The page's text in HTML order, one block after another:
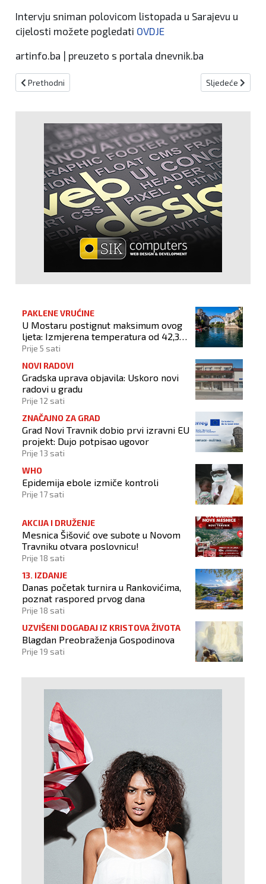
Intervju sniman polovicom listopada u Sarajevu u
cijelosti možete pogledati OVDJE
artinfo.ba | preuzeto s portala dnevnik.ba
Prethodni članak: SDA i SDP predlažu nastavak preglasavanja
Prethodni Sljedeći
Sljedeće
PAKLENE VRUĆINE
U Mostaru postignut maksimum ovog
ljeta: Izmjerena temperatura od 42,3
stupnja Celzijeva
Prije 5 sati
NOVI RADOVI
Gradska uprava objavila: Uskoro novi
radovi u gradu
Prije 12 sati
ZNAČAJNO ZA GRAD
Grad Novi Travnik dobio prvi izravni EU
projekt: Dujo potpisao ugovor
Prije 13 sati
WHO
Epidemija ebole izmiče kontroli
Prije 17 sati
AKCIJA I DRUŽENJE
Mesnica Šišović ove subote u Novom
Travniku otvara poslovnicu!
Prije 18 sati
13. IZDANJE
Danas početak turnira u Rankovićima,
poznat raspored prvog dana
Prije 18 sati
UZVIŠENI DOGAĐAJ IZ KRISTOVA ŽIVOTA
Blagdan Preobraženja Gospodinova
Prije 19 sati